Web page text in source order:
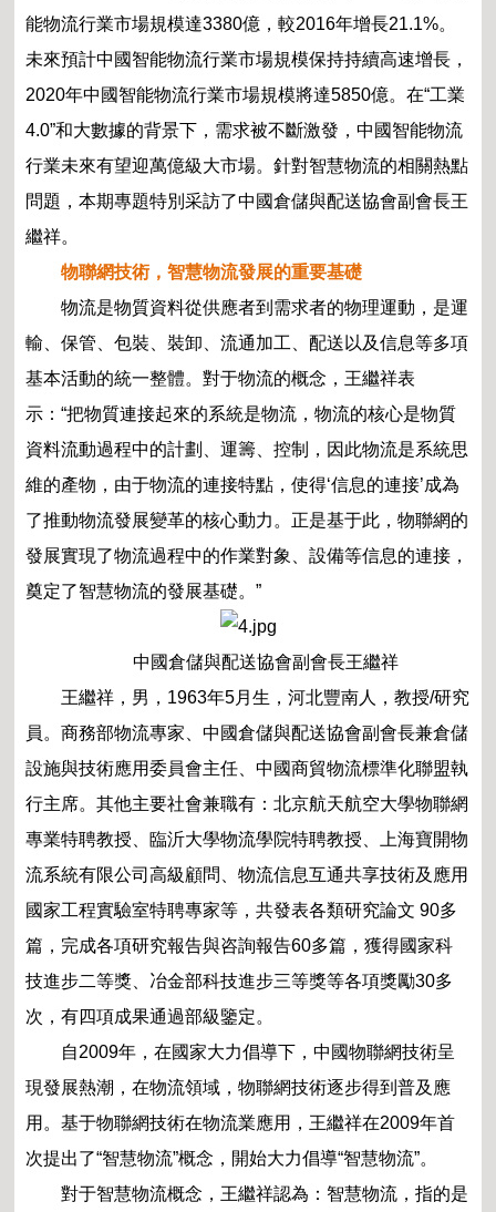
能物流行業市場規模達3380億，較2016年增長21.1%。
未來預計中國智能物流行業市場規模保持持續高速增長，
2020年中國智能物流行業市場規模將達5850億。在“工業
4.0”和大數據的背景下，需求被不斷激發，中國智能物流
行業未來有望迎萬億級大市場。針對智慧物流的相關熱點
問題，本期專題特別采訪了中國倉儲與配送協會副會長王
繼祥。
物聯網技術，智慧物流發展的重要基礎
物流是物質資料從供應者到需求者的物理運動，是運
輸、保管、包裝、裝卸、流通加工、配送以及信息等多項
基本活動的統一整體。對于物流的概念，王繼祥表
示：“把物質連接起來的系統是物流，物流的核心是物質
資料流動過程中的計劃、運籌、控制，因此物流是系統思
維的產物，由于物流的連接特點，使得‘信息的連接’成為
了推動物流發展變革的核心動力。正是基于此，物聯網的
發展實現了物流過程中的作業對象、設備等信息的連接，
奠定了智慧物流的發展基礎。”
中國倉儲與配送協會副會長王繼祥
王繼祥，男，1963年5月生，河北豐南人，教授/研究
員。商務部物流專家、中國倉儲與配送協會副會長兼倉儲
設施與技術應用委員會主任、中國商貿物流標準化聯盟執
行主席。其他主要社會兼職有：北京航天航空大學物聯網
專業特聘教授、臨沂大學物流學院特聘教授、上海寶開物
流系統有限公司高級顧問、物流信息互通共享技術及應用
國家工程實驗室特聘專家等，共發表各類研究論文 90多
篇，完成各項研究報告與咨詢報告60多篇，獲得國家科
技進步二等獎、冶金部科技進步三等獎等各項獎勵30多
次，有四項成果通過部級鑒定。
自2009年，在國家大力倡導下，中國物聯網技術呈
現發展熱潮，在物流領域，物聯網技術逐步得到普及應
用。基于物聯網技術在物流業應用，王繼祥在2009年首
次提出了“智慧物流”概念，開始大力倡導“智慧物流”。
對于智慧物流概念，王繼祥認為：智慧物流，指的是